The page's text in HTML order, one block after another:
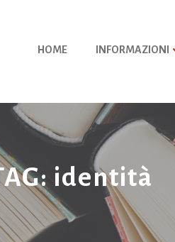
HOME INFORMAZIONI
identità